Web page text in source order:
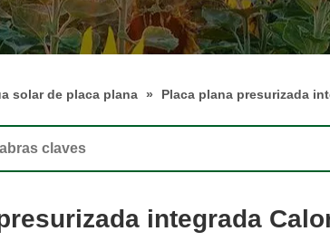
solar de placa plana » Placa plana presurizada
integrada